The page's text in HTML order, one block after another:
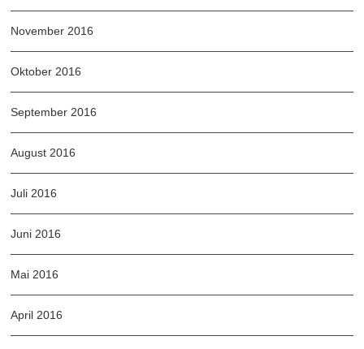
November 2016
Oktober 2016
September 2016
August 2016
Juli 2016
Juni 2016
Mai 2016
April 2016